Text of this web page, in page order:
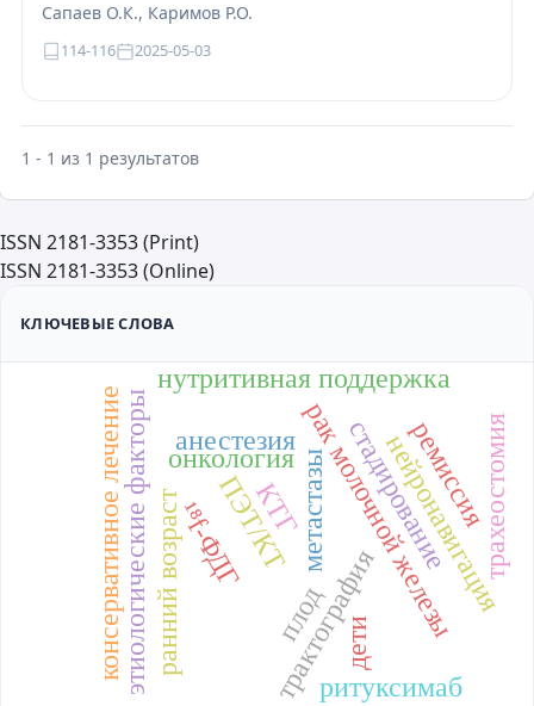
Сапаев О.К., Каримов Р.О.
114-116 2025-05-03
1 - 1 из 1 результатов
ISSN 2181-3353 (Print)
ISSN 2181-3353 (Online)
КЛЮЧЕВЫЕ СЛОВА
рак молочной железы
ПЭТ/КТ
¹⁸f-ФДГ метастазыстадирование
онкология
трактография
нейронавигация
дети
ранний возраст
этиологические факторы
консервативное лечение
ритуксимаб
ремиссия
нутритивная поддержка
плод
КТГ
анестезия трахеостомия